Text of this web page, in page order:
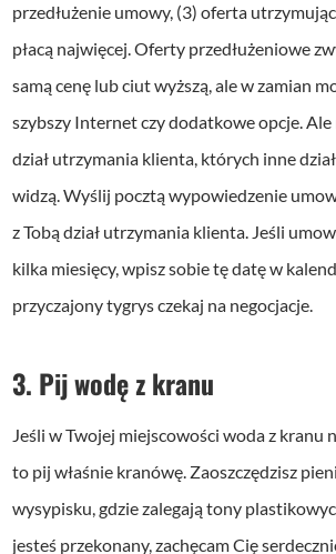
przedłużenie umowy, (3) oferta
płacą najwięcej. Oferty przedłużeniowe
samą cenę lub ciut wyższą, ale w zamian
szybszy Internet czy dodatkowe opcje.
dział utrzymania klienta, których inne
widzą. Wyślij pocztą wypowiedzenie
z Tobą dział utrzymania klienta. Jeśli
kilka miesięcy, wpisz sobie tę datę w
przyczajony tygrys czekaj na negocjacje.
3. Pij wodę z kranu
Jeśli w Twojej miejscowości woda z kranu
to pij właśnie kranówę. Zaoszczędzisz
wysypisku, gdzie zalegają tony
jesteś przekonany, zachęcam Cię